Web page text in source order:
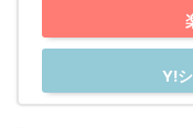
Y!